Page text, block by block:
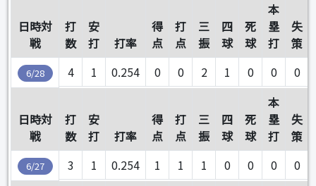
日時対
戦
打
数
安
打
打率
得
点
打
点
三
振
四
球
死
球
本
塁
打
失
策
6/28 4 1 0.254 0 0 2 1 0 0 0
日時対
戦
打
数
安
打
打率
得
点
打
点
三
振
四
球
死
球
本
塁
打
失
策
6/27 3 1 0.254 1 1 1 0 0 0 0